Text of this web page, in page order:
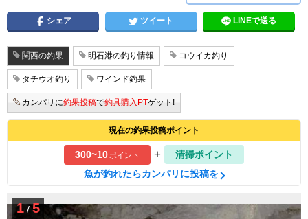
シェア ツイート LINEで送る
関西の釣果 明石港の釣り情報 コウイカ釣り
タチウオ釣り ワインド釣果
カンパリに釣果投稿で釣具購入PTゲット!
現在の釣果投稿ポイント
300~10ポイント +
清掃ポイント
魚が釣れたらカンパリに投稿を
1 / 5